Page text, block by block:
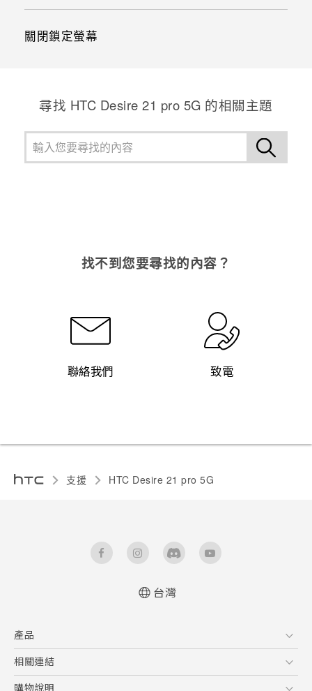
關閉鎖定螢幕
尋找 HTC Desire 21 pro 5G 的相關主題
找不到您要尋找的內容？
聯絡我們 致電
支援 HTC Desire 21 pro 5G‎
User manual
台灣
產品
5G
智慧型手機
相關連結
HTC Research